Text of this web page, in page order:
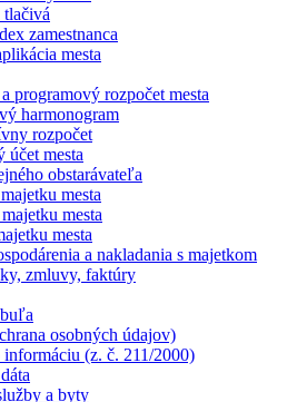
tlačivá
zamestnanca
mesta
programový rozpočet mesta
harmonogram
rozpočet
účet mesta
obstarávateľa
mesta
mesta
mesta
a nakladania s majetkom
zmluvy, faktúry
osobných údajov)
(z. č. 211/2000)
a byty